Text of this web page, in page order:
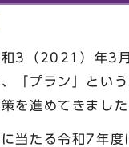
3（2021）年3
「プラン」とい
を進めてきました
当たる令和7年度